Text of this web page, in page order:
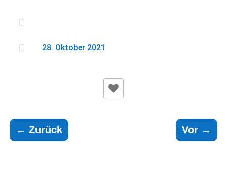

 28. Oktober 2021
←Zurück Vor→